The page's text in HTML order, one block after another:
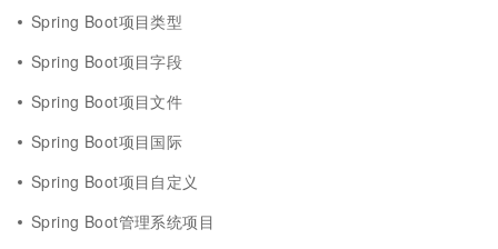
Spring Boot项目类型
Spring Boot项目字段
Spring Boot项目文件
Spring Boot项目国际
Spring Boot项目自定义
Spring Boot管理系统项目